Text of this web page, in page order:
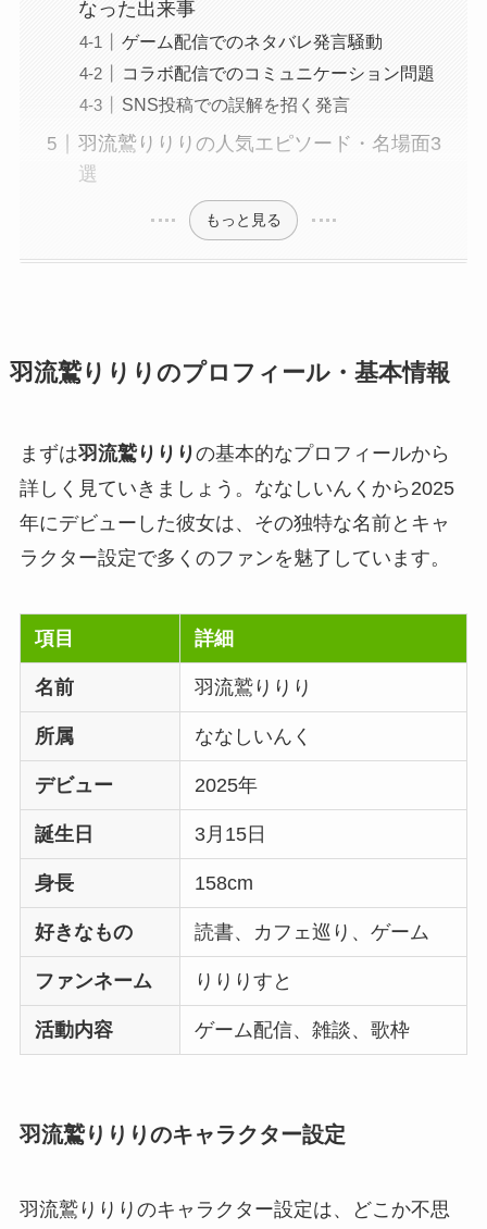
なった出来事
ゲーム配信でのネタバレ発言騒動
コラボ配信でのコミュニケーション問題
SNS投稿での誤解を招く発言
羽流鷲りりりの人気エピソード・名場面3
選
もっと見る
羽流鷲りりりのプロフィール・基本情報
まずは羽流鷲りりりの基本的なプロフィールから
詳しく見ていきましょう。ななしいんくから2025
年にデビューした彼女は、その独特な名前とキャ
ラクター設定で多くのファンを魅了しています。
項目 詳細
名前 羽流鷲りりり
所属 ななしいんく
デビュー 2025年
誕生日 3月15日
身長 158cm
好きなもの 読書、カフェ巡り、ゲーム
ファンネーム りりりすと
活動内容 ゲーム配信、雑談、歌枠
羽流鷲りりりのキャラクター設定
羽流鷲りりりのキャラクター設定は、どこか不思